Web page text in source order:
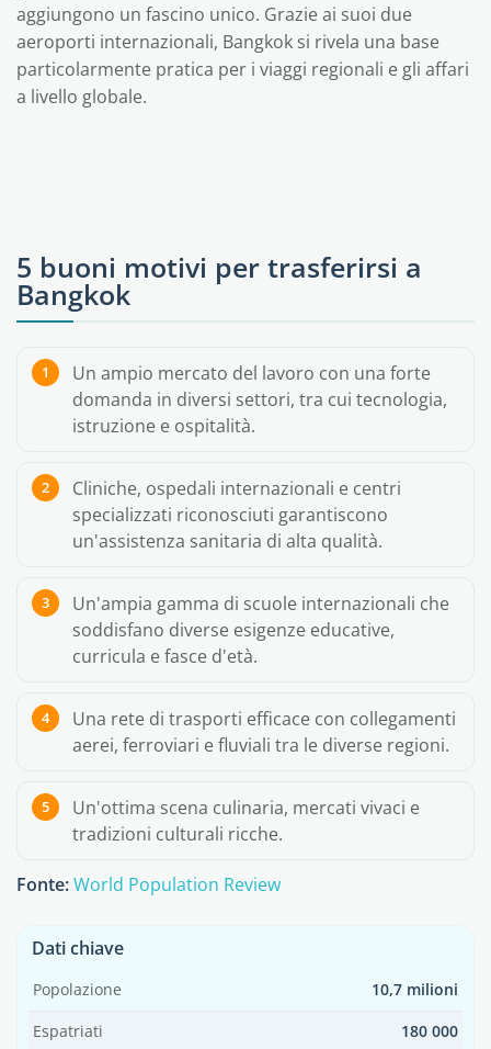
aggiungono un fascino unico. Grazie ai suoi due
aeroporti internazionali, Bangkok si rivela una base
particolarmente pratica per i viaggi regionali e gli affari
a livello globale.
5 buoni motivi per trasferirsi a
Bangkok
Un ampio mercato del lavoro con una forte
domanda in diversi settori, tra cui tecnologia,
istruzione e ospitalità.
Cliniche, ospedali internazionali e centri
specializzati riconosciuti garantiscono
un'assistenza sanitaria di alta qualità.
Un'ampia gamma di scuole internazionali che
soddisfano diverse esigenze educative,
curricula e fasce d'età.
Una rete di trasporti efficace con collegamenti
aerei, ferroviari e fluviali tra le diverse regioni.
Un'ottima scena culinaria, mercati vivaci e
tradizioni culturali ricche.
Fonte:World Population Review
Dati chiave
Popolazione 10,7 milioni
Espatriati 180 000